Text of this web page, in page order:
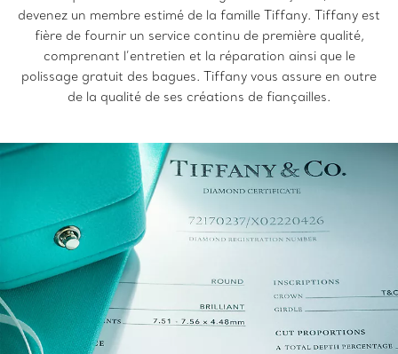
devenez un membre estimé de la famille Tiffany. Tiffany est
fière de fournir un service continu de première qualité,
comprenant l’entretien et la réparation ainsi que le
polissage gratuit des bagues. Tiffany vous assure en outre
de la qualité de ses créations de fiançailles.